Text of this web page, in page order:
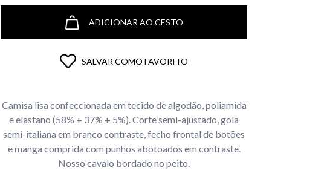
ADICIONAR AO CESTO
SALVAR COMO FAVORITO
Camisa lisa confeccionada em tecido de algodão, poliamida
e elastano (58% + 37% + 5%). Corte semi-ajustado, gola
semi-italiana em branco contraste, fecho frontal de botões
e manga comprida com punhos abotoados em contraste.
Nosso cavalo bordado no peito.